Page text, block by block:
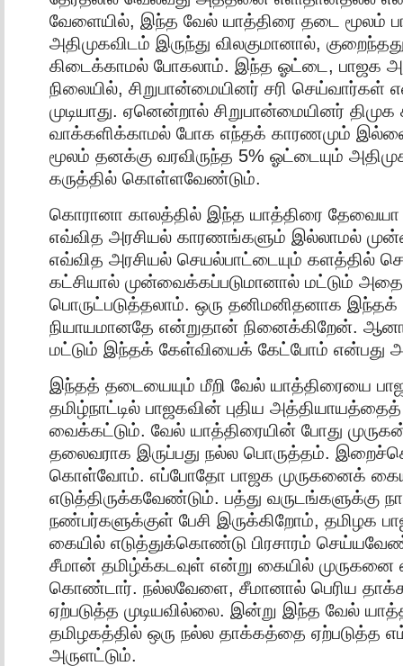
வேளையில், இந்த வேல் யாத்திரை தடை மூலம்
அதிமுகவிடம் இருந்து விலகுமானால்,
கிடைக்காமல் போகலாம். இந்த ஓட்டை, பாஜக
நிலையில், சிறுபான்மையினர் சரி செய்வார்கள்
முடியாது. ஏனென்றால் சிறுபான்மையினர்
வாக்களிக்காமல் போக எந்தக் காரணமும்
மூலம் தனக்கு வரவிருந்த 5% ஓட்டையும்
கருத்தில் கொள்ளவேண்டும்.
கொரானா காலத்தில் இந்த யாத்திரை
எவ்வித அரசியல் காரணங்களும் இல்லாமல்
எவ்வித அரசியல் செயல்பாட்டையும் களத்தில்
கட்சியால் முன்வைக்கப்படுமானால் மட்டும்
பொருட்படுத்தலாம். ஒரு தனிமனிதனாக இந்தக்
நியாயமானதே என்றுதான் நினைக்கிறேன்.
மட்டும் இந்தக் கேள்வியைக் கேட்போம் என்பது
இந்தத் தடையையும் மீறி வேல் யாத்திரையை
தமிழ்நாட்டில் பாஜகவின் புதிய
வைக்கட்டும். வேல் யாத்திரையின் போது
தலைவராக இருப்பது நல்ல பொருத்தம்.
கொள்வோம். எப்போதோ பாஜக முருகனைக்
எடுத்திருக்கவேண்டும். பத்து வருடங்களுக்கு
நண்பர்களுக்குள் பேசி இருக்கிறோம், தமிழக
கையில் எடுத்துக்கொண்டு பிரசாரம்
சீமான் தமிழ்க்கடவுள் என்று கையில் முருகனை
கொண்டார். நல்லவேளை, சீமானால் பெரிய
ஏற்படுத்த முடியவில்லை. இன்று இந்த வேல்
தமிழகத்தில் ஒரு நல்ல தாக்கத்தை ஏற்படுத்த
அருளட்டும்.